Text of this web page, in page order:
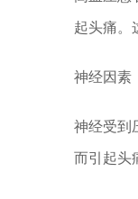
起头痛。
神经因素
神经受到
而引起头